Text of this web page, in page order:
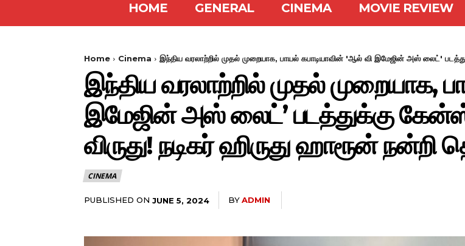
HOME GENERAL CINEMA MOVIE REVIEW
Home Cinema இந்திய வரலாற்றில் முதல் முறையாக, பாயல் கபாடியாவின் 'ஆல் வி இமேஜின் அஸ் லைட்'
இந்திய வரலாற்றில் முதல் முறையாக,
இமேஜின் அஸ் லைட்’ படத்துக்கு கேன்ஸ்
விருது! நடிகர் ஹிருது ஹாரூன் நன்றி
CINEMA
PUBLISHED ON JUNE 5, 2024 BYADMIN